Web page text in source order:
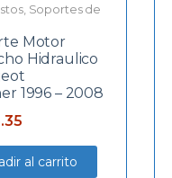
, Soportes de
Motor
Hidraulico
1996 – 2008
al carrito